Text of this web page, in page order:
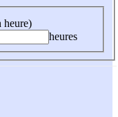
heure)
heures